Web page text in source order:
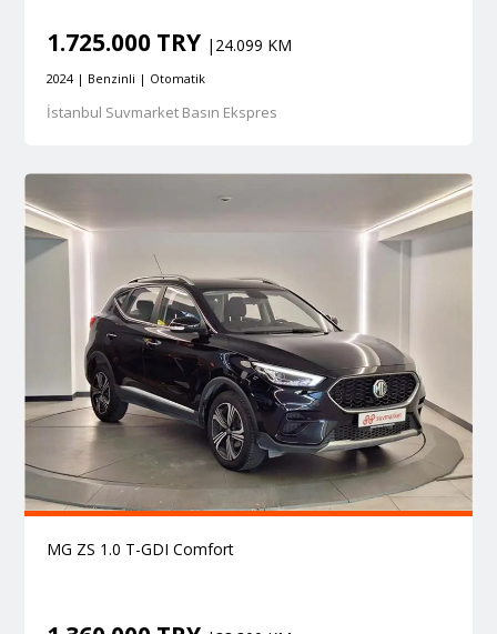
1.725.000 TRY |24.099 KM
2024 | Benzinli | Otomatik
İstanbul Suvmarket Basın Ekspres
MG ZS 1.0 T-GDI Comfort